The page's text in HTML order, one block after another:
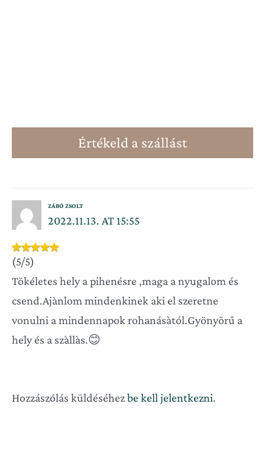
Értékeld a szállást
ZÁBÓ ZSOLT
2022.11.13. AT 15:55
(5/5)
Tökéletes hely a pihenésre ,maga a nyugalom és
csend.Ajànlom mindenkinek aki el szeretne
vonulni a mindennapok rohanásàtól.Gyönyörű a
hely és a szàllàs.😊
Hozzászólás küldéséhezbe kell jelentkezni.